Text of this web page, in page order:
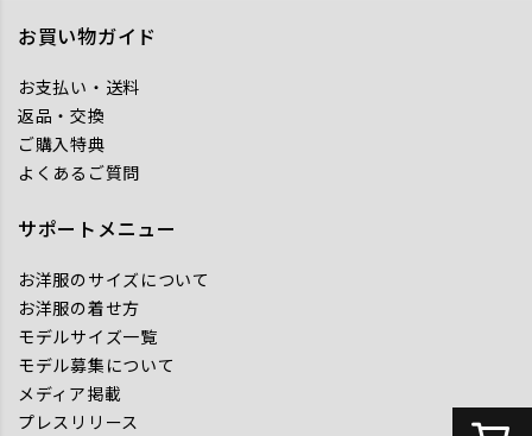
お買い物ガイド
お支払い・送料
返品・交換
ご購入特典
よくあるご質問
サポートメニュー
お洋服のサイズについて
お洋服の着せ方
モデルサイズ一覧
モデル募集について
メディア掲載
プレスリリース